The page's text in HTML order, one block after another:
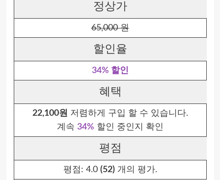
정상가
65,000 원
할인율
34% 할인
혜택
22,100원 저렴하게 구입 할 수 있습니다.
계속 34% 할인 중인지 확인
평점
평점: 4.0 (52)개의 평가.